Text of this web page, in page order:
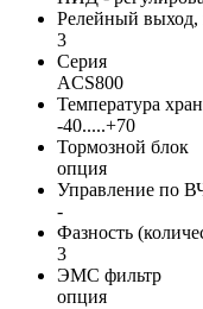
Релейный выход,
3
Серия
ACS800
Температура
-40.....+70
Тормозной блок
опция
Управление по
-
Фазность
3
ЭМС фильтр
опция